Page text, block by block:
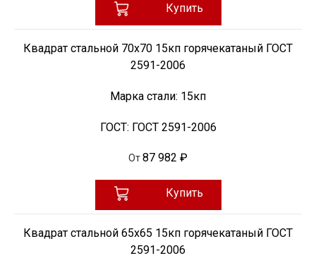
Купить
Квадрат стальной 70х70 15кп горячекатаный ГОСТ
2591-2006
Марка стали: 15кп
ГОСТ: ГОСТ 2591-2006
От87 982 ₽
Купить
Квадрат стальной 65х65 15кп горячекатаный ГОСТ
2591-2006